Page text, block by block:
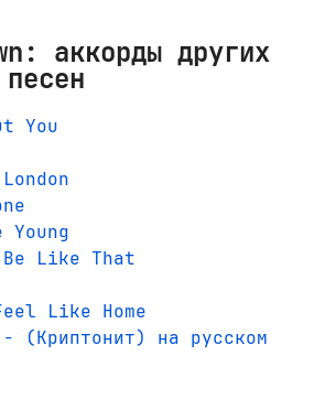
аккорды других
You
Young
Like That
Like Home
(Криптонит) на русском